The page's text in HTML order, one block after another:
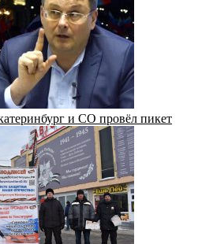
и СО провёл пикет